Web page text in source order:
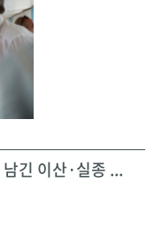
긴 이산·실종 ...